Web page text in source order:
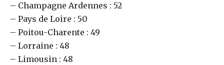
– Champagne Ardennes : 52
– Pays de Loire : 50
– Poitou-Charente : 49
– Lorraine : 48
– Limousin : 48